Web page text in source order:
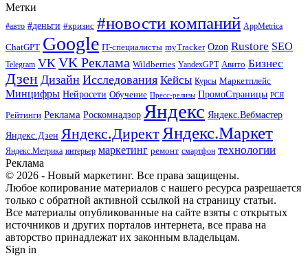
Метки
#авто #деньги #кризис #новости компаний AppMetrica
ChatGPT Google IT-специалисты myTracker Ozon Rustore SEO
Telegram VK VK Реклама Wildberries YandexGPT Авито Бизнес
Дзен Дизайн Исследования Кейсы Курсы Маркетплейс
Минцифры Нейросети Обучение Пресс-релизы ПромоСтраницы РСЯ
Рейтинги Реклама Роскомнадзор Яндекс Яндекс.Вебмастер
Яндекс.Дзен Яндекс.ДиректЯндекс.Маркет
Яндекс.Метрика интерьер маркетинг ремонт смартфон технологии
Реклама
© 2026 - Новый маркетинг. Все права защищены.
Любое копирование материалов с нашего ресурса разрешается
только с обратной активной ссылкой на страницу статьи.
Все материалы опубликованные на сайте взяты с открытых
источников и других порталов интернета, все права на
авторство принадлежат их законным владельцам.
Sign in